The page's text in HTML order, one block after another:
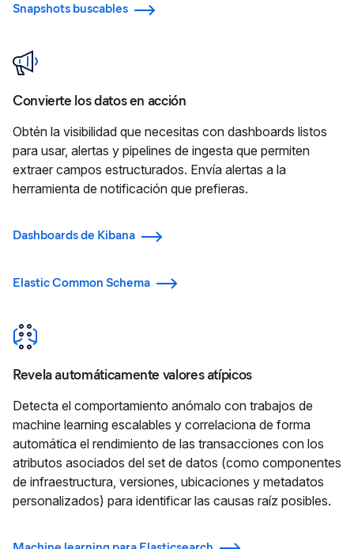
Snapshots buscables
Convierte los datos en acción
Obtén la visibilidad que necesitas con dashboards listos
para usar, alertas y pipelines de ingesta que permiten
extraer campos estructurados. Envía alertas a la
herramienta de notificación que prefieras.
Dashboards de Kibana
Elastic Common Schema
Revela automáticamente valores atípicos
Detecta el comportamiento anómalo con trabajos de
machine learning escalables y correlaciona de forma
automática el rendimiento de las transacciones con los
atributos asociados del set de datos (como componentes
de infraestructura, versiones, ubicaciones y metadatos
personalizados) para identificar las causas raíz posibles.